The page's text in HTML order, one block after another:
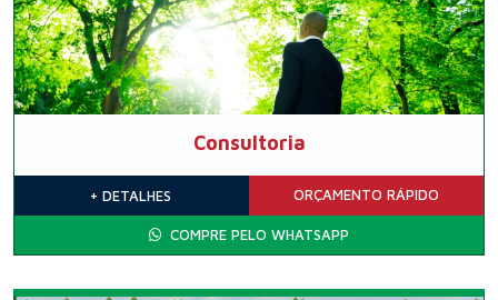
Consultoria
+ DETALHES ORÇAMENTO RÁPIDO
COMPRE PELO WHATSAPP